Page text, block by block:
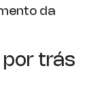
da
por trás